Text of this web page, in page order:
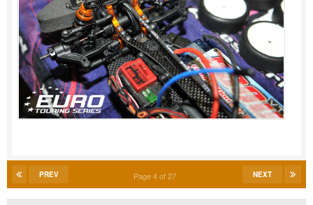
PREV NEXT
Page 4 of 27